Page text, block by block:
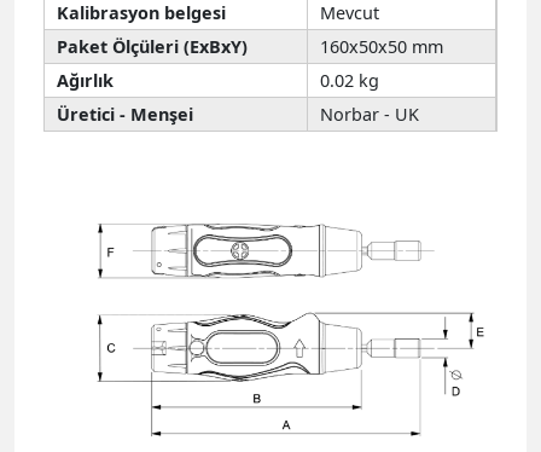
Kalibrasyon belgesi
Mevcut
Paket Ölçüleri (ExBxY)
160x50x50 mm
Ağırlık
0.02 kg
Üretici - Menşei
Norbar - UK